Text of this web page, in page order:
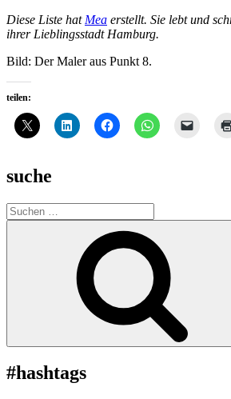
Diese Liste hat Mea erstellt. Sie lebt und
ihrer Lieblingsstadt Hamburg.
Bild: Der Maler aus Punkt 8.
teilen:
suche
Suche
nach:
#hashtags